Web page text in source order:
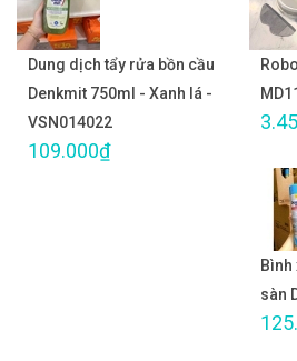
Dung dịch tẩy rửa bồn cầu
Denkmit 750ml - Xanh lá -
VSN014022
109.000₫
sàn